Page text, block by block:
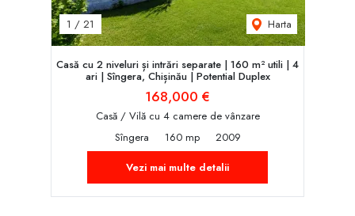
1 / 21 Harta
Casă cu 2 niveluri și intrări separate | 160 m² utili | 4
ari | Sîngera, Chișinău | Potent‌ial Duplex
168,000 €
Casă / Vilă cu 4 camere de vânzare
Sîngera
160 mp
2009
Vezi mai multe detalii